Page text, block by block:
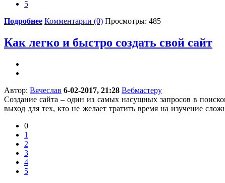
5
Подробнее Комментарии (0) Просмотры: 485
Как легко и быстро создать свой сайт
Автор: Вячеслав 6-02-2017, 21:28 Вебмастеру
Создание сайта – один из самых насущных запросов в
выход для тех, кто не желает тратить время на изучение
0
1
2
3
4
5